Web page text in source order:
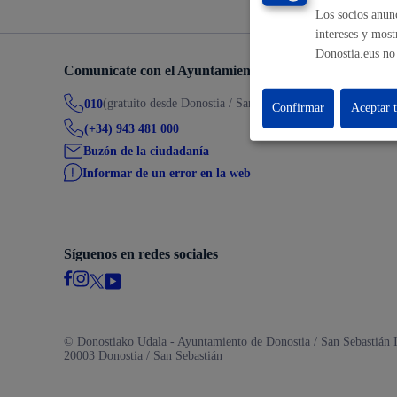
Participación ciudadana y asociacionismo
Deporte
La ciudad
Comunícate con el Ayuntamiento de Donostia / San
010(gratuito desde Donostia / San Sebastián)
(+34) 943 481 000
Buzón de la ciudadanía
Informar de un error en la web
Síguenos en redes sociales
© Donostiako Udala - Ayuntamiento de Donostia / San Sebastián
20003 Donostia / San Sebastián
Los socios
intereses y
Donostia.eus
Confirmar Aceptar